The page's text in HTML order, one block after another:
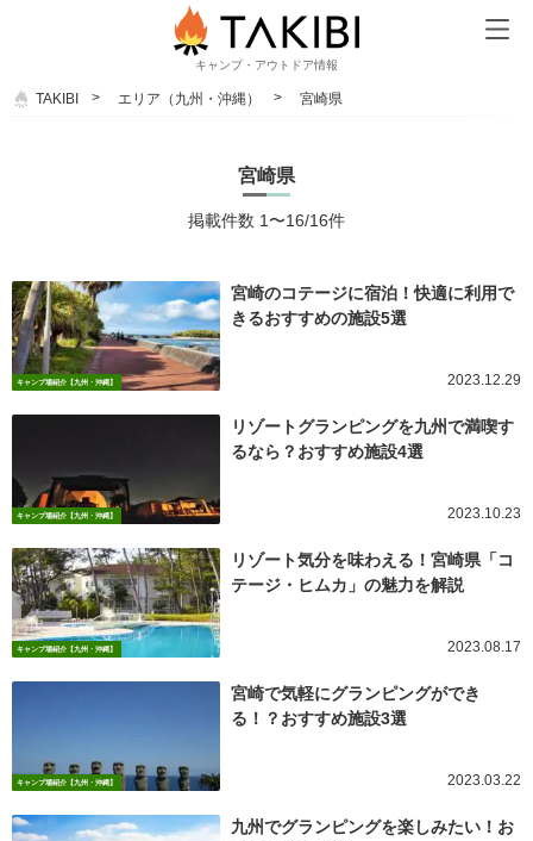
キャンプ・アウトドア情報
TAKIBI エリア（九州・沖縄） 宮崎県
宮崎県
掲載件数 1〜16/16件
キャンプ場紹介【九州・沖縄】
宮崎のコテージに宿泊！快適に利用で
きるおすすめの施設5選
2023.12.29
キャンプ場紹介【九州・沖縄】
リゾートグランピングを九州で満喫す
るなら？おすすめ施設4選
2023.10.23
キャンプ場紹介【九州・沖縄】
リゾート気分を味わえる！宮崎県「コ
テージ・ヒムカ」の魅力を解説
2023.08.17
キャンプ場紹介【九州・沖縄】
宮崎で気軽にグランピングができ
る！？おすすめ施設3選
2023.03.22
九州でグランピングを楽しみたい！お